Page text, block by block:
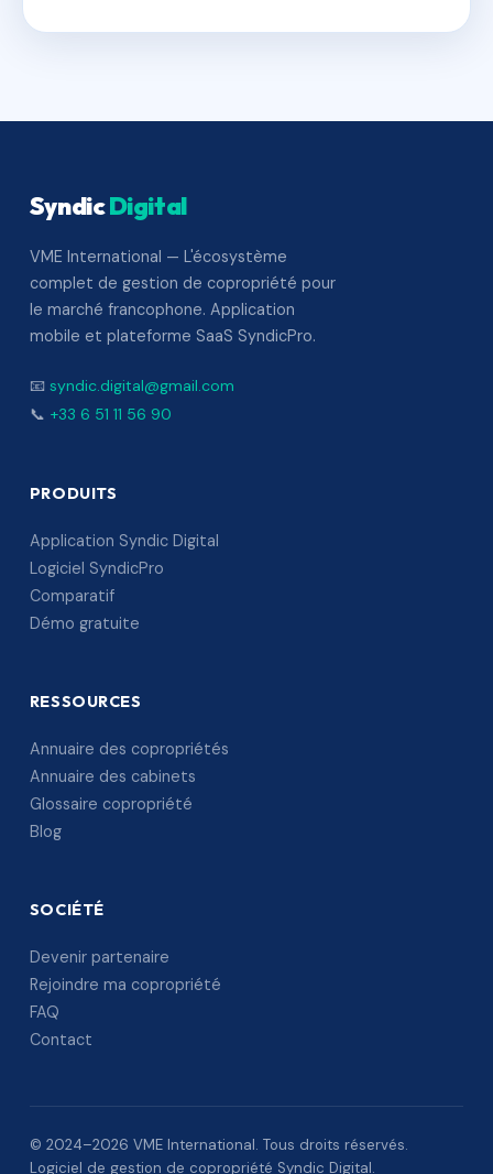
SyndicDigital
VME International — L'écosystème
complet de gestion de copropriété pour
le marché francophone. Application
mobile et plateforme SaaS SyndicPro.
📧 syndic.digital@gmail.com
📞 +33 6 51 11 56 90
PRODUITS
Application Syndic Digital
Logiciel SyndicPro
Comparatif
Démo gratuite
RESSOURCES
Annuaire des copropriétés
Annuaire des cabinets
Glossaire copropriété
Blog
SOCIÉTÉ
Devenir partenaire
Rejoindre ma copropriété
FAQ
Contact
© 2024–2026 VME International. Tous droits réservés.
Logiciel de gestion de copropriété Syndic Digital.